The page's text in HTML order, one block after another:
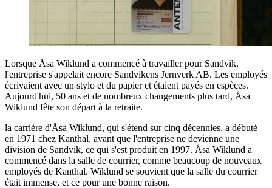
Lorsque Åsa Wiklund a commencé à travailler pour Sandvik,
l'entreprise s'appelait encore Sandvikens Jernverk AB. Les employés
écrivaient avec un stylo et du papier et étaient payés en espèces.
Aujourd'hui, 50 ans et de nombreux changements plus tard, Åsa
Wiklund fête son départ à la retraite.
la carrière d'Åsa Wiklund, qui s'étend sur cinq décennies, a débuté
en 1971 chez Kanthal, avant que l'entreprise ne devienne une
division de Sandvik, ce qui s'est produit en 1997. Åsa Wiklund a
commencé dans la salle de courrier, comme beaucoup de nouveaux
employés de Kanthal. Wiklund se souvient que la salle du courrier
était immense, et ce pour une bonne raison.